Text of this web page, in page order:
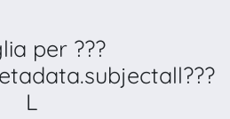
per ???
L